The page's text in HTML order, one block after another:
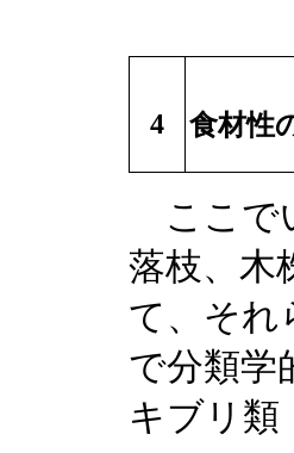
4 食材性
ここで
落枝、木
て、それ
で分類学
キブリ類